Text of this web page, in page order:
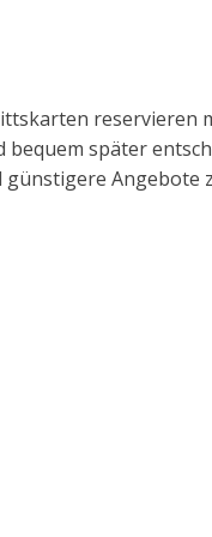
reservieren
später